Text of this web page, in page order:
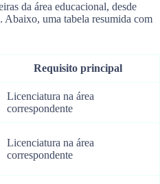
da área educacional, desde
Abaixo, uma tabela resumida com
Requisito principal
Licenciatura na área
correspondente
Licenciatura na área
correspondente